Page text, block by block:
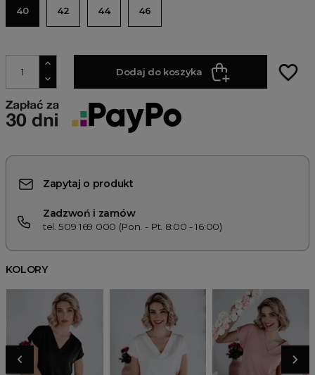
40 42 44 46
Dodaj do koszyka favorite_border
Zapytaj o produkt
Zadzwoń i zamów
tel. 509 169 000 (Pon. - Pt. 8:00 - 16:00)
KOLORY